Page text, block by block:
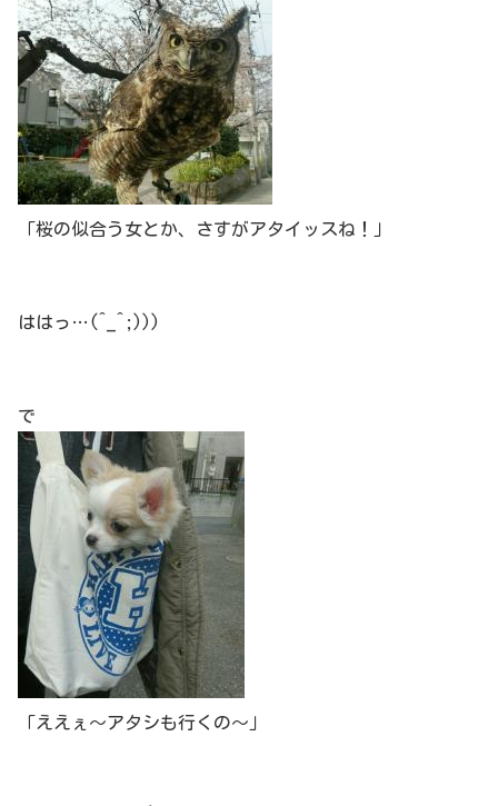
「桜の似合う女とか、さすがアタイッスね！」
ははっ…(^_^;)))
で
「ええぇ～アタシも行くの～」